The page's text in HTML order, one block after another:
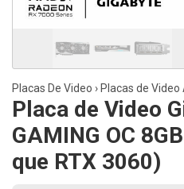
Placas De Video › Placas de Video
Placa de Video
GAMING OC
que RTX 3060)